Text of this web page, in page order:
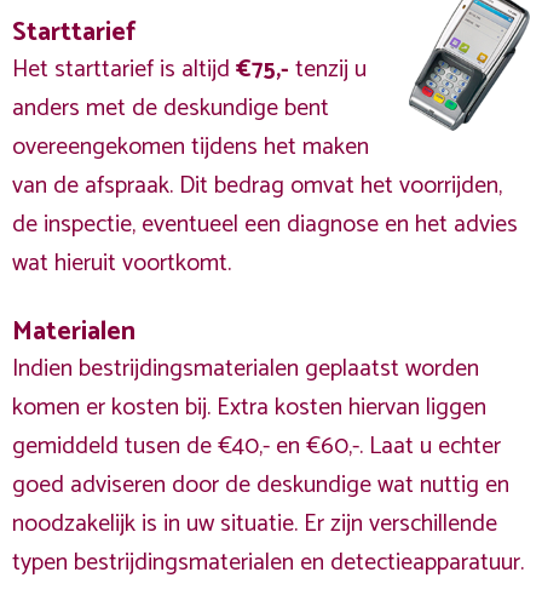
Starttarief
Het starttarief is altijd€75,-tenzij u
anders met de deskundige bent
overeengekomen tijdens het maken
van de afspraak. Dit bedrag omvat het voorrijden,
de inspectie, eventueel een diagnose en het advies
wat hieruit voortkomt.
Materialen
Indien bestrijdingsmaterialen geplaatst worden
komen er kosten bij. Extra kosten hiervan liggen
gemiddeld tusen de €40,- en €60,-. Laat u echter
goed adviseren door de deskundige wat nuttig en
noodzakelijk is in uw situatie. Er zijn verschillende
typen bestrijdingsmaterialen en detectieapparatuur.